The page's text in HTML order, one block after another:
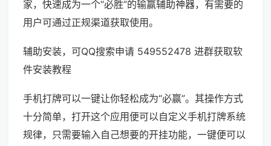
家，快速成为一个“必胜”的输赢辅助神器，有需要的
用户可通过正规渠道获取使用。
辅助安装，可QQ搜索申请 549552478 进群获取软
件安装教程
手机打牌可以一键让你轻松成为“必赢”。其操作方式
十分简单，打开这个应用便可以自定义手机打牌系统
规律，只需要输入自己想要的开挂功能，一键便可以